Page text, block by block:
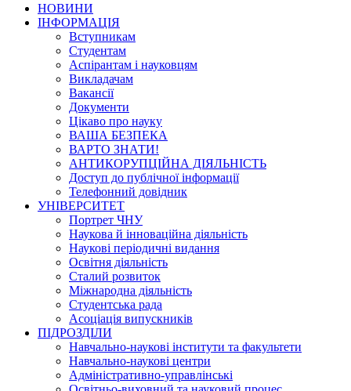
НОВИНИ
ІНФОРМАЦІЯ
Вступникам
Студентам
Аспірантам і науковцям
Викладачам
Вакансії
Документи
Цікаво про науку
ВАША БЕЗПЕКА
ВАРТО ЗНАТИ!
АНТИКОРУПЦІЙНА ДІЯЛЬНІСТЬ
Доступ до публічної інформації
Телефонний довідник
УНІВЕРСИТЕТ
Портрет ЧНУ
Наукова й інноваційна діяльність
Наукові періодичні видання
Освітня діяльність
Сталий розвиток
Міжнародна діяльність
Студентська рада
Асоціація випускників
ПІДРОЗДІЛИ
Навчально-наукові інститути та факультети
Навчально-наукові центри
Адміністративно-управлінські